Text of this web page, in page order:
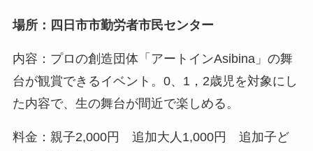
場所：四日市市勤労者市民センター
内容：プロの創造団体「アートインAsibina」の舞
台が観賞できるイベント。0、1，2歳児を対象にし
た内容で、生の舞台が間近で楽しめる。
料金：親子2,000円 追加大人1,000円 追加子ど